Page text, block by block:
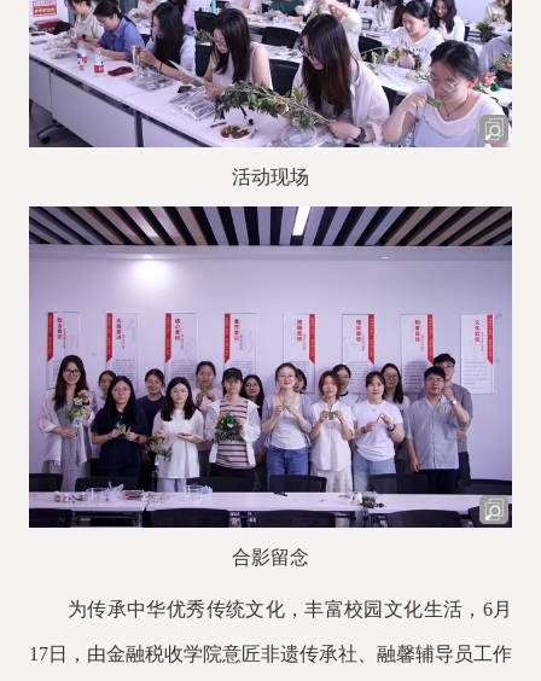
活动现场
合影留念
为传承中华优秀传统文化，丰富校园文化生活， 6月
17日，由金融税收学院意匠非遗传承社、融馨辅导员工作